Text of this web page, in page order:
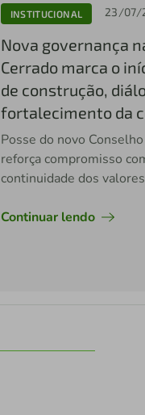
INSTITUCIONAL 23/07/
Nova governança
Cerrado marca o
de construção,
fortalecimento da
Posse do novo
reforça compromisso
continuidade dos
futuro
Continuar lendo